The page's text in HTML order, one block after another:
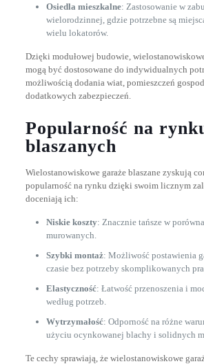
Osiedla mieszkalne: Zastosowanie w
wielorodzinnej, gdzie potrzebne są
wielu lokatorów.
Dzięki modułowej budowie,
mogą być dostosowane do indywidualnych
możliwością dodania wiat, pomieszczeń
dodatkowych zabezpieczeń.
Popularność na
blaszanych
Wielostanowiskowe garaże blaszane zyskują
popularność na rynku dzięki swoim licznym
doceniają ich:
Niskie koszty: Znacznie tańsze w
murowanych.
Szybki montaż: Możliwość postawienia
czasie bez potrzeby skomplikowanych
Elastyczność: Łatwość przenoszenia i
według potrzeb.
Wytrzymałość: Odporność na różne
użyciu ocynkowanej blachy i solidnych
Te cechy sprawiają, że wielostanowiskowe